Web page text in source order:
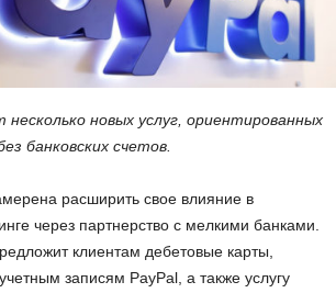
новых услуг, ориентированных
банковских счетов.
расширить свое влияние в
через партнерство с мелкими банками.
клиентам дебетовые карты,
записям PayPal, а также услугу